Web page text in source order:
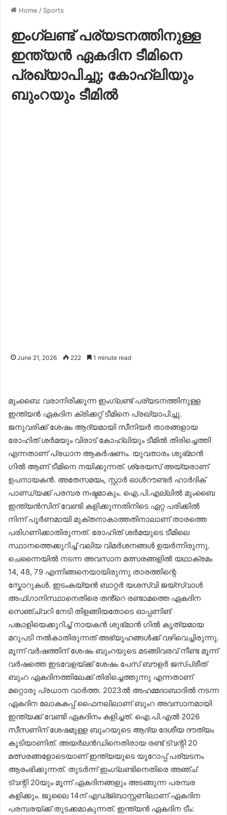
Home / Sports
ഇംഗ്ലണ്ട് പര്യടനത്തിനുള്ള
ഇന്ത്യൻ ഏകദിന ടീമിനെ
പ്രഖ്യാപിച്ചു; കോഹ്‌ലിയും
ബുംറയും ടീമിൽ
June 21, 2026 222 1 minute read
മുംബൈ: വരാനിരിക്കുന്ന ഇംഗ്ലണ്ട് പര്യടനത്തിനുള്ള
ഇന്ത്യൻ ഏകദിന ക്രിക്കറ്റ് ടീമിനെ പ്രഖ്യാപിച്ചു.
ജനുവരിക്ക് ശേഷം ആദ്യമായി സീനിയർ താരങ്ങളായ
രോഹിത് ശർമയും വിരാട് കോഹ്‌ലിയും ടീമിൽ തിരിച്ചെത്തി
എന്നതാണ് പ്രധാന ആകർഷണം. യുവതാരം ശുഭ്മാൻ
ഗിൽ ആണ് ടീമിനെ നയിക്കുന്നത്. ശ്രേയസ് അയ്യരാണ്
ഉപനായകൻ. അതേസമയം, സ്റ്റാർ ഓൾറൗണ്ടർ ഹാർദിക്
പാണ്ഡ്യക്ക് പരമ്പര നഷ്ടമാകും. ഐ.പി.എല്ലിൽ മുംബൈ
ഇന്ത്യൻസിന് വേണ്ടി കളിക്കുന്നതിനിടെ ഏറ്റ പരിക്കിൽ
നിന്ന് പൂർണമായി മുക്തനാകാത്തതിനാലാണ് താരത്തെ
പരിഗണിക്കാതിരുന്നത്. രോഹിത് ശർമയുടെ ടീമിലെ
സ്ഥാനത്തെക്കുറിച്ച് വലിയ വിമർശനങ്ങൾ ഉയർന്നിരുന്നു.
ചെന്നൈയിൽ നടന്ന അവസാന മത്സരങ്ങളിൽ യഥാക്രമം
14, 48, 79 എന്നിങ്ങനെയായിരുന്നു താരത്തിന്റെ
സ്കോറുകൾ. ഇടംകയ്യൻ ബാറ്റർ യശസ്വി ജയ്സ്വാൾ
അഫ്ഗാനിസ്ഥാനെതിരെ തൻ്റെ രണ്ടാമത്തെ ഏകദിന
സെഞ്ച്വറി നേടി തിളങ്ങിയതോടെ ഓപ്പണിങ്
പങ്കാളിയെക്കുറിച്ച് നായകൻ ശുഭ്മാൻ ഗിൽ കൃത്യമായ
മറുപടി നൽകാതിരുന്നത് അഭ്യൂഹങ്ങൾക്ക് വഴിവെച്ചിരുന്നു.
മൂന്ന് വർഷത്തിന് ശേഷം ബുംറയുടെ മടങ്ങിവരവ് നീണ്ട മൂന്ന്
വർഷത്തെ ഇടവേളയ്ക്ക് ശേഷം പേസ് ബൗളർ ജസ്പ്രീത്
ബുംറ ഏകദിനത്തിലേക്ക് തിരിച്ചെത്തുന്നു എന്നതാണ്
മറ്റൊരു പ്രധാന വാർത്ത. 2023ൽ അഹമ്മദാബാദിൽ നടന്ന
ഏകദിന ലോകകപ്പ് ഫൈനലിലാണ് ബുംറ അവസാനമായി
ഇന്ത്യക്ക് വേണ്ടി ഏകദിനം കളിച്ചത്. ഐ.പി.എൽ 2026
സീസണിന് ശേഷമുള്ള ബുംറയുടെ ആദ്യ ദേശീയ ദൗത്യം
കൂടിയാണിത്. അയർലൻഡിനെതിരായ രണ്ട് ട്വന്റി 20
മത്സരങ്ങളോടെയാണ് ഇന്ത്യയുടെ യൂറോപ്പ് പര്യടനം
ആരംഭിക്കുന്നത്. തുടർന്ന് ഇംഗ്ലണ്ടിനെതിരെ അഞ്ച്
ട്വന്റി 20യും മൂന്ന് ഏകദിനങ്ങളും അടങ്ങുന്ന പരമ്പര
കളിക്കും. ജൂലൈ 14ന് എഡ്ജ്ബാസ്റ്റണിലാണ് ഏകദിന
പരമ്പരയ്ക്ക് തുടക്കമാകുന്നത്. ഇന്ത്യൻ ഏകദിന ടീം: